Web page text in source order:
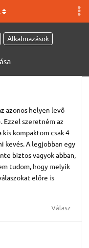
Alkalmazások
azonos helyen levő
Ezzel szeretném az
kompaktom csak 4
kevés. A legjobban egy
biztos vagyok abban,
tudom, hogy melyik
előre is
Válasz